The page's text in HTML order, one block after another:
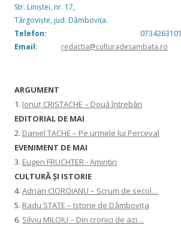
Str. Liniștei, nr. 17,
Târgoviște, jud. Dâmbovița.
Telefon:
0734263101
Email: redactia@culturadesambata.ro
ARGUMENT
1. Ionuț CRISTACHE – Două întrebări
EDITORIAL DE MAI
2. Daniel TACHE – Pe urmele lui Perceval
EVENIMENT DE MAI
3. Eugen FRUCHTER - Amintiri
CULTURĂ ŞI ISTORIE
4. Adrian CIOROIANU – Scrum de secol…
5. Radu STATE – Istorie de Dâmbovița
6. Silviu MILOIU – Din cronici de azi…